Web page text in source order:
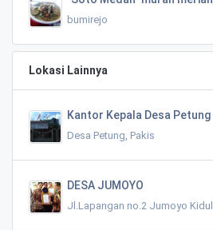
bumirejo
Lokasi Lainnya
Kantor Kepala Desa Petung
Desa Petung, Pakis
DESA JUMOYO
Jl.Lapangan no.2 Jumoyo Kidul